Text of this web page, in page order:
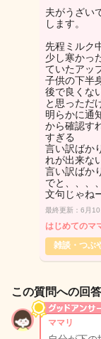
夫がうざい
します。
先程ミルク
少し寒かっ
ていたアッ
子供の下半
後で良くな
と思っただ
明らかに通
から確認す
すぎる
言い訳ばか
れが出来な
言い訳ばか
でと、、、
文句じゃね
最終更新：6月10
はじめてのマ
雑談・つぶ
この質問への回答
ママリ